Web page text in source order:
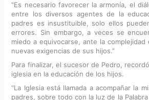
“Es necesario favorecer la armonía, el
entre los diversos agentes de la
padres es insustituible, solo ellos
errores. Sin embargo, a veces se
miedo a equivocarse, ante la complejidad
nuevas exigencias de sus hijos.”
Para finalizar, el sucesor de Pedro,
iglesia en la educación de los hijos.
“La Iglesia está llamada a acompañar la
padres, sobre todo con la luz de la